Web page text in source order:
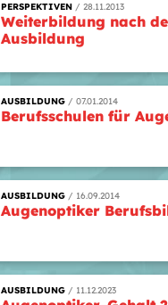
PERSPEKTIVEN 28.11.2013
Weiterbildung nach
Ausbildung
AUSBILDUNG 07.01.2014
Berufsschulen für
AUSBILDUNG 16.09.2014
Augenoptiker
AUSBILDUNG 11.12.2023